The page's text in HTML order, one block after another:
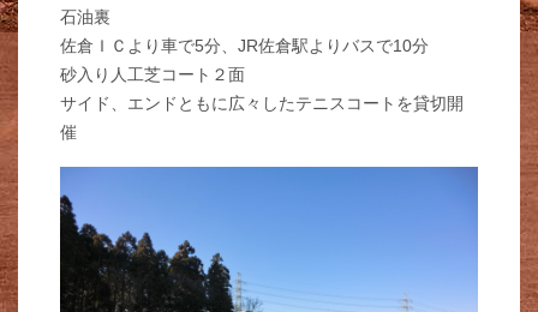
石油裏
佐倉ＩＣより車で5分、JR佐倉駅よりバスで10分
砂入り人工芝コート２面
サイド、エンドともに広々したテニスコートを貸切開
催